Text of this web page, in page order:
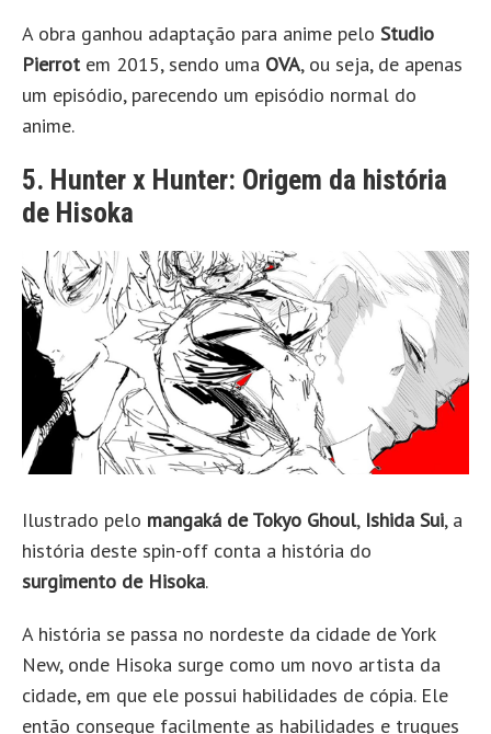
A obra ganhou adaptação para anime pelo Studio
Pierrot em 2015, sendo uma OVA, ou seja, de apenas
um episódio, parecendo um episódio normal do
anime.
5. Hunter x Hunter: Origem da história
de Hisoka
Ilustrado pelo mangaká de Tokyo Ghoul, Ishida Sui, a
história deste spin-off conta a história do
surgimento de Hisoka.
A história se passa no nordeste da cidade de York
New, onde Hisoka surge como um novo artista da
cidade, em que ele possui habilidades de cópia. Ele
então consegue facilmente as habilidades e truques